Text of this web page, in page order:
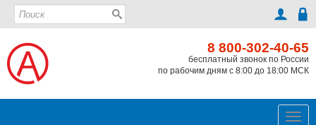
8 800-302-40-65
бесплатный звонок по России
по рабочим дням с 8:00 до 18:00 МСК